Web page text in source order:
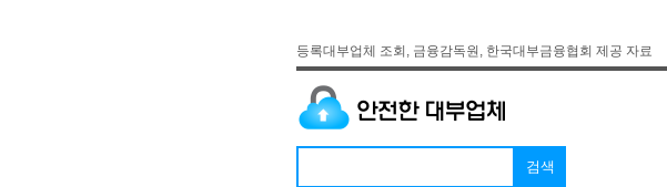
등록대부업체 조회, 금융감독원, 한국대부금융협회 제공 자료